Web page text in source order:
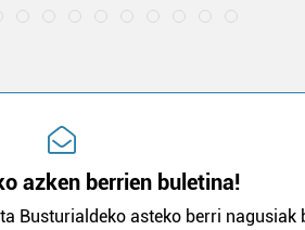
azken berrien buletina!
Busturialdeko asteko berri nagusiak